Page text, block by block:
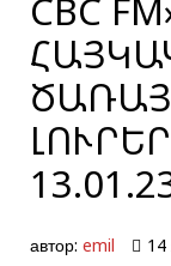
CBC
автор: emil 14